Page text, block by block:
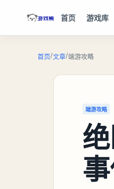
首页 游戏库
首页/文章/端游攻略
端游攻略